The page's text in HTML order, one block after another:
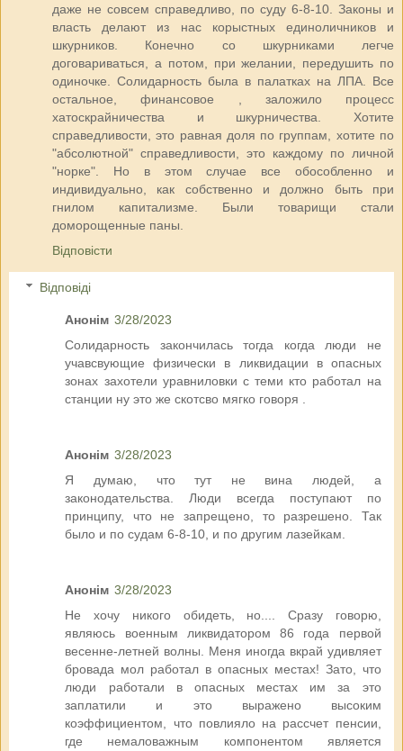
даже не совсем справедливо, по суду 6-8-10. Законы и
власть делают из нас корыстных единоличников и
шкурников. Конечно со шкурниками легче
договариваться, а потом, при желании, передушить по
одиночке. Солидарность была в палатках на ЛПА. Все
остальное, финансовое , заложило процесс
хатоскрайничества и шкурничества. Хотите
справедливости, это равная доля по группам, хотите по
"абсолютной" справедливости, это каждому по личной
"норке". Но в этом случае все обособленно и
индивидуально, как собственно и должно быть при
гнилом капитализме. Были товарищи стали
доморощенные паны.
Відповісти
Відповіді
Анонім 3/28/2023
Солидарность закончилась тогда когда люди не
учавсвующие физически в ликвидации в опасных
зонах захотели уравниловки с теми кто работал на
станции ну это же скотсво мягко говоря .
Анонім 3/28/2023
Я думаю, что тут не вина людей, а
законодательства. Люди всегда поступают по
принципу, что не запрещено, то разрешено. Так
было и по судам 6-8-10, и по другим лазейкам.
Анонім 3/28/2023
Не хочу никого обидеть, но.... Сразу говорю,
являюсь военным ликвидатором 86 года первой
весенне-летней волны. Меня иногда вкрай удивляет
бровада мол работал в опасных местах! Зато, что
люди работали в опасных местах им за это
заплатили и это выражено высоким
коэффициентом, что повлияло на рассчет пенсии,
где немаловажным компонентом является